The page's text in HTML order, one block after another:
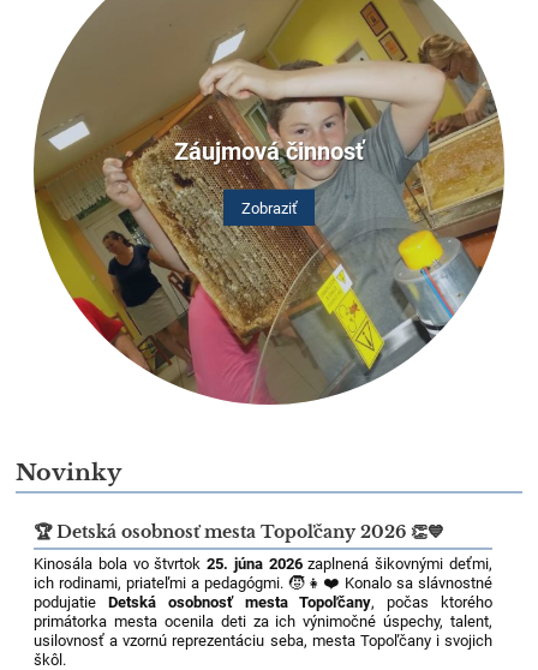
Záujmová činnosť
Zobraziť
Novinky
🏆 Detská osobnosť mesta Topoľčany 2026 👏💙
Kinosála bola vo štvrtok25. júna 2026zaplnená šikovnými deťmi,
ich rodinami, priateľmi a pedagógmi. 🧒👧❤️ Konalo sa slávnostné
podujatieDetská osobnosť mesta Topoľčany, počas ktorého
primátorka mesta ocenila deti za ich výnimočné úspechy, talent,
usilovnosť a vzornú reprezentáciu seba, mesta Topoľčany i svojich
škôl.